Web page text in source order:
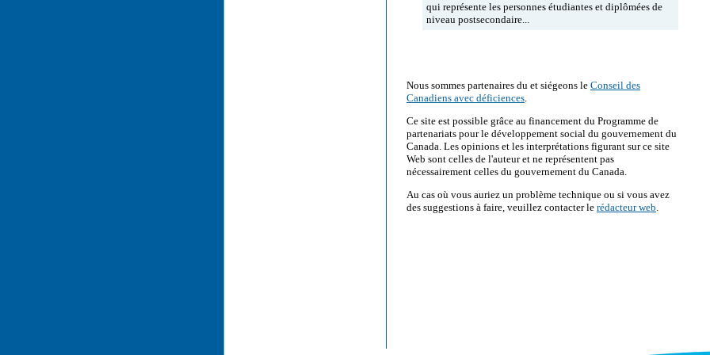
qui représente les personnes étudiantes et diplômées de
niveau postsecondaire...
Nous sommes partenaires du et siégeons le Conseil des
Canadiens avec déficiences.
Ce site est possible grâce au financement du Programme de
partenariats pour le développement social du gouvernement du
Canada. Les opinions et les interprétations figurant sur ce site
Web sont celles de l'auteur et ne représentent pas
nécessairement celles du gouvernement du Canada.
Au cas où vous auriez un problème technique ou si vous avez
des suggestions à faire, veuillez contacter le rédacteur web.